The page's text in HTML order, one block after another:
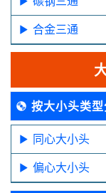
合金三通
按大小头类
同心大小头
偏心大小头